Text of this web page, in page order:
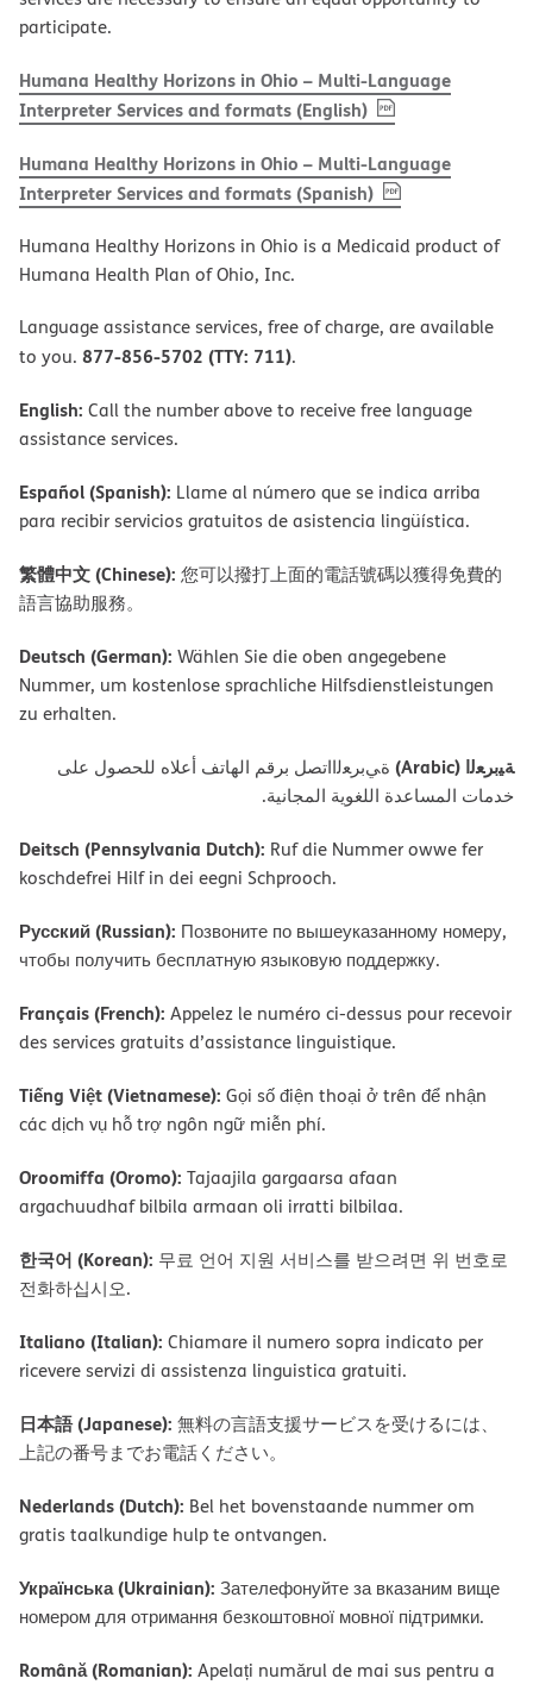
participate.
Humana Healthy Horizons in Ohio – Multi-Language
Interpreter Services and formats (English), PDF(opens in new
Humana Healthy Horizons in Ohio – Multi-Language
Interpreter Services and formats (Spanish), PDF(opens in new
Humana Healthy Horizons in Ohio is a Medicaid product of
Humana Health Plan of Ohio, Inc.
Language assistance services, free of charge, are available
to you. 877-856-5702 (TTY: 711).
English: Call the number above to receive free language
assistance services.
Español (Spanish): Llame al número que se indica arriba
para recibir servicios gratuitos de asistencia lingüística.
繁體中文 (Chinese): 您可以撥打上面的電話號碼以獲得免費的
語言協助服務。
Deutsch (German): Wählen Sie die oben angegebene
Nummer, um kostenlose sprachliche Hilfsdienstleistungen
zu erhalten.
ﺔﯿﺑﺮﻌﻟا (Arabic)
ةﻲﺑﺮﻌﻟااﺗﺼﻞ ﺑﺮﻗﻢ اﻟﮭﺎﺗﻒ أﻋﻼه ﻟﻠﺤﺼﻮل ﻋﻠﻰ
ﺧﺪﻣﺎت اﻟﻤﺴﺎﻋﺪة اﻟﻠﻐﻮﯾﺔ اﻟﻤﺠﺎﻧﯿﺔ.
Deitsch (Pennsylvania Dutch): Ruf die Nummer owwe fer
koschdefrei Hilf in dei eegni Schprooch.
Русский (Russian): Позвоните по вышеуказанному номеру,
чтобы получить бесплатную языковую поддержку.
Français (French): Appelez le numéro ci-dessus pour recevoir
des services gratuits d’assistance linguistique.
Tiếng Việt (Vietnamese): Gọi số điện thoại ở trên để nhận
các dịch vụ hỗ trợ ngôn ngữ miễn phí.
Oroomiffa (Oromo): Tajaajila gargaarsa afaan
argachuudhaf bilbila armaan oli irratti bilbilaa.
한국어 (Korean): 무료 언어 지원 서비스를 받으려면 위 번호로
전화하십시오.
Italiano (Italian): Chiamare il numero sopra indicato per
ricevere servizi di assistenza linguistica gratuiti.
日本語 (Japanese): 無料の言語支援サービスを受けるには、
上記の番号までお電話ください。
Nederlands (Dutch): Bel het bovenstaande nummer om
gratis taalkundige hulp te ontvangen.
Українська (Ukrainian): Зателефонуйте за вказаним вище
номером для отримання безкоштовної мовної підтримки.
Română (Romanian): Apelați numărul de mai sus pentru a